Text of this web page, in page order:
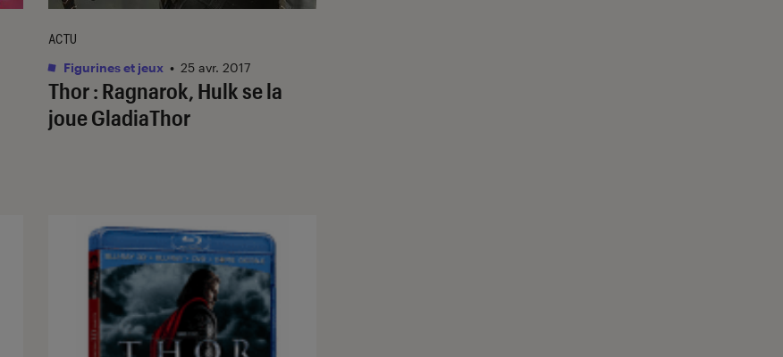
Thor : Ragnarok, Hulk se la
joue GladiaThor
ACTU
Figurines et jeux • 25 avr. 2017